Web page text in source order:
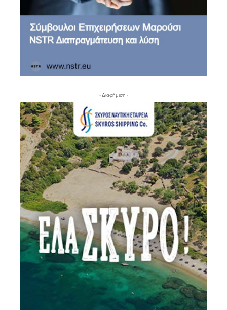
- Διαφήμιση -